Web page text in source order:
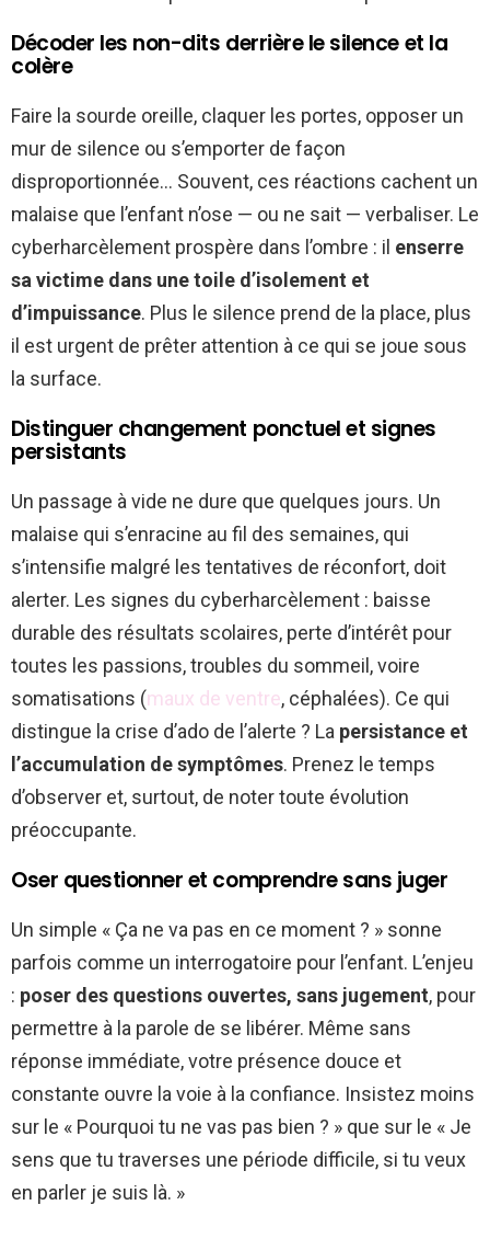
Décoder les non-dits derrière le silence et la
colère
Faire la sourde oreille, claquer les portes, opposer un
mur de silence ou s’emporter de façon
disproportionnée… Souvent, ces réactions cachent un
malaise que l’enfant n’ose — ou ne sait — verbaliser. Le
cyberharcèlement prospère dans l’ombre : il enserre
sa victime dans une toile d’isolement et
d’impuissance. Plus le silence prend de la place, plus
il est urgent de prêter attention à ce qui se joue sous
la surface.
Distinguer changement ponctuel et signes
persistants
Un passage à vide ne dure que quelques jours. Un
malaise qui s’enracine au fil des semaines, qui
s’intensifie malgré les tentatives de réconfort, doit
alerter. Les signes du cyberharcèlement : baisse
durable des résultats scolaires, perte d’intérêt pour
toutes les passions, troubles du sommeil, voire
somatisations (maux de ventre, céphalées). Ce qui
distingue la crise d’ado de l’alerte ? La persistance et
l’accumulation de symptômes. Prenez le temps
d’observer et, surtout, de noter toute évolution
préoccupante.
Oser questionner et comprendre sans juger
Un simple « Ça ne va pas en ce moment ? » sonne
parfois comme un interrogatoire pour l’enfant. L’enjeu
: poser des questions ouvertes, sans jugement, pour
permettre à la parole de se libérer. Même sans
réponse immédiate, votre présence douce et
constante ouvre la voie à la confiance. Insistez moins
sur le « Pourquoi tu ne vas pas bien ? » que sur le « Je
sens que tu traverses une période difficile, si tu veux
en parler je suis là. »